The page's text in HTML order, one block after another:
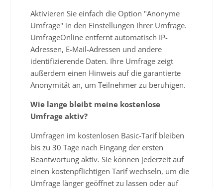
Aktivieren Sie einfach die Option "Anonyme
Umfrage" in den Einstellungen Ihrer Umfrage.
UmfrageOnline entfernt automatisch IP-
Adressen, E-Mail-Adressen und andere
identifizierende Daten. Ihre Umfrage zeigt
außerdem einen Hinweis auf die garantierte
Anonymität an, um Teilnehmer zu beruhigen.
Wie lange bleibt meine kostenlose
Umfrage aktiv?
Umfragen im kostenlosen Basic-Tarif bleiben
bis zu 30 Tage nach Eingang der ersten
Beantwortung aktiv. Sie können jederzeit auf
einen kostenpflichtigen Tarif wechseln, um die
Umfrage länger geöffnet zu lassen oder auf